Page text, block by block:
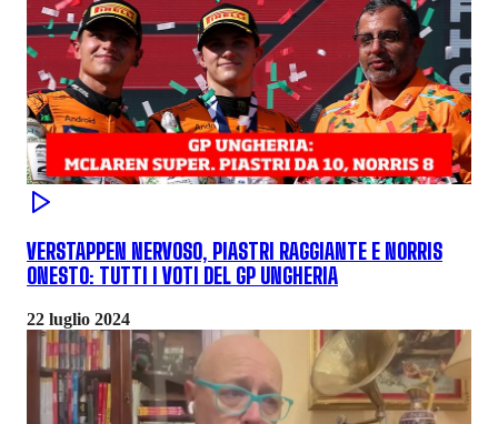
VERSTAPPEN NERVOSO, PIASTRI RAGGIANTE E NORRIS
ONESTO: TUTTI I VOTI DEL GP UNGHERIA
22 luglio 2024